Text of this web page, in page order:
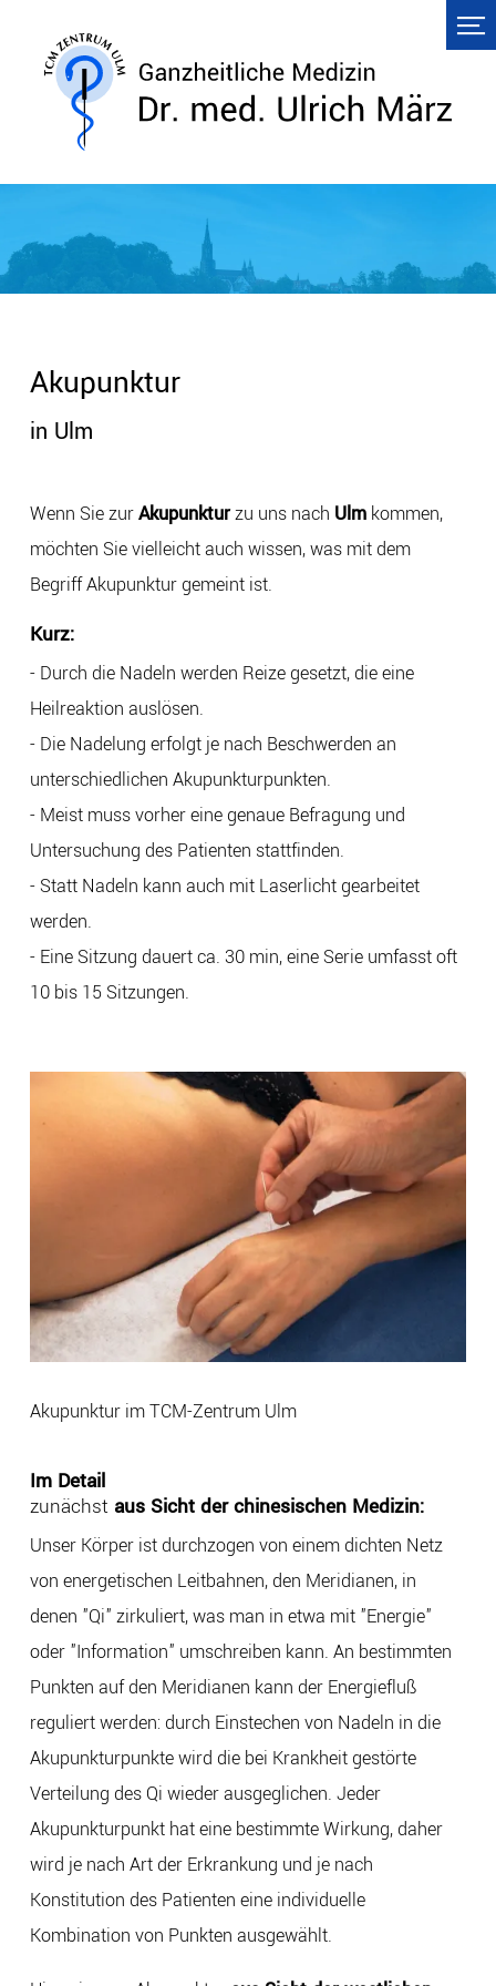
Akupunktur
in Ulm
Wenn Sie zurAkupunkturzu uns nach Ulmkommen,
möchten Sie vielleicht auch wissen, was mit dem
Begriff Akupunktur gemeint ist.
Kurz:
- Durch die Nadeln werden Reize gesetzt, die eine
Heilreaktion auslösen.
- Die Nadelung erfolgt je nach Beschwerden an
unterschiedlichen Akupunkturpunkten.
- Meist muss vorher eine genaue Befragung und
Untersuchung des Patienten stattfinden.
- Statt Nadeln kann auch mit Laserlicht gearbeitet
werden.
- Eine Sitzung dauert ca. 30 min, eine Serie umfasst oft
10 bis 15 Sitzungen.
Akupunktur im TCM-Zentrum Ulm
Im Detail
zunächst aus Sicht der chinesischen Medizin:
Unser Körper ist durchzogen von einem dichten Netz
von energetischen Leitbahnen, den Meridianen, in
denen "Qi" zirkuliert, was man in etwa mit "Energie"
oder "Information" umschreiben kann. An bestimmten
Punkten auf den Meridianen kann der Energiefluß
reguliert werden: durch Einstechen von Nadeln in die
Akupunkturpunkte wird die bei Krankheit gestörte
Verteilung des Qi wieder ausgeglichen. Jeder
Akupunkturpunkt hat eine bestimmte Wirkung, daher
wird je nach Art der Erkrankung und je nach
Konstitution des Patienten eine individuelle
Kombination von Punkten ausgewählt.